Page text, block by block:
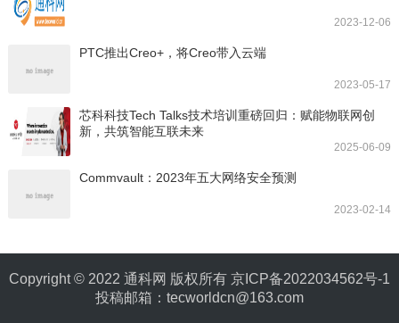
2023-12-06
PTC推出Creo+，将Creo带入云端
2023-05-17
芯科科技Tech Talks技术培训重磅回归：赋能物联网创
新，共筑智能互联未来
2025-06-09
Commvault：2023年五大网络安全预测
2023-02-14
Copyright © 2022 通科网 版权所有 京ICP备2022034562号-1
投稿邮箱：tecworldcn@163.com